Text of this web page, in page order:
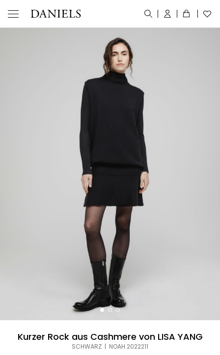
Kurzer Rock aus Cashmere von LISA YANG
SCHWARZ | NOAH 2022211